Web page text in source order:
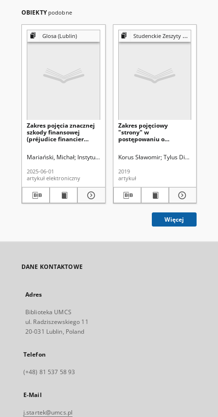
OBIEKTY podobne
Glosa (Lublin)
Zakres pojęcia znacznej
szkody finansowej
(préjudice financier
Apelacyjnego Sądu
stycznia 2024 r.,CAF-
2023-01
Mariański, Michał Instytut Nauk Prawnych (Uniwersytet Marii Curie-
2025-06-01
artykuł elektroniczny
Studenckie Zeszyty Naukowe
Zakres pojęciowy
"strony" w
postępowaniu o
wydania wadliwej
oraz jego wpływ na
sądownictwo
powszechne. Rozważania
interdyscyplinarne
Korus Sławomir Tylus Diana
2019
artykuł
Więcej
DANE KONTAKTOWE
Adres
Biblioteka UMCS
ul. Radziszewskiego 11
20-031 Lublin, Poland
Telefon
(+48) 81 537 58 93
E-Mail
j.startek@umcs.pl